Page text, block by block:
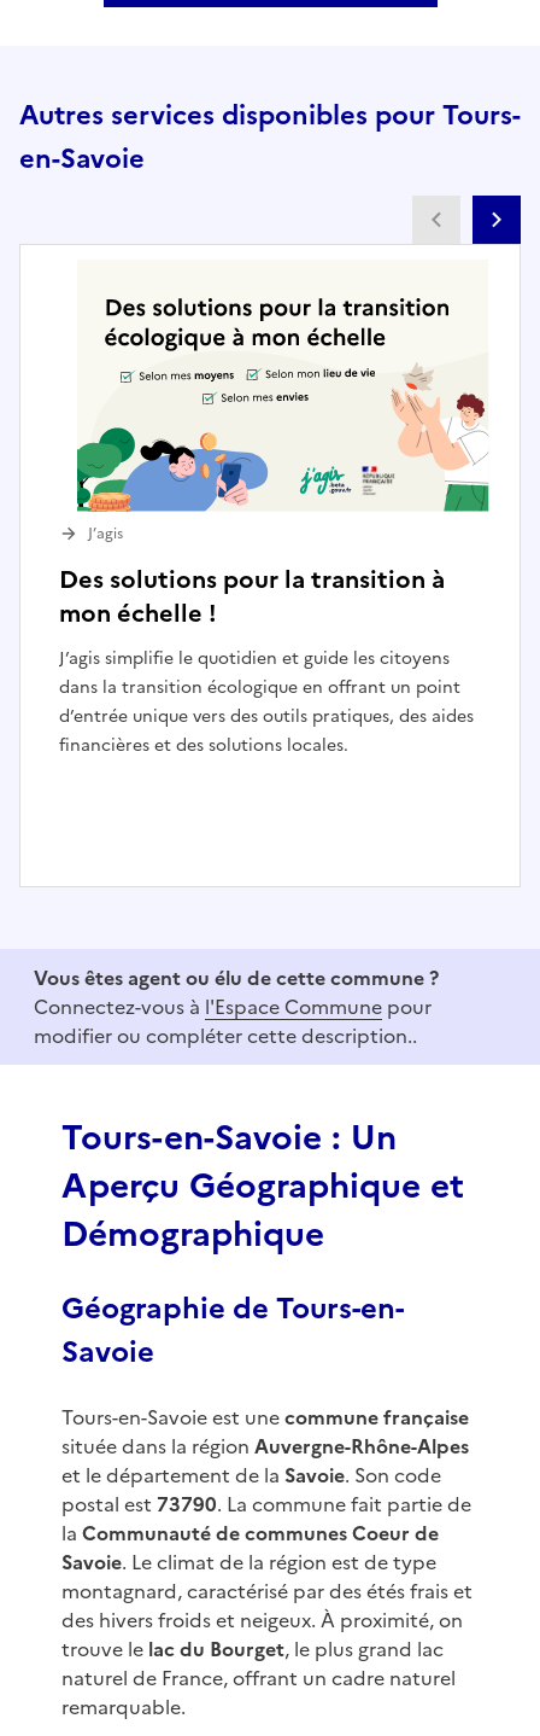
Autres services disponibles pour Tours-
en-Savoie
Des solutions pour la transition à
mon échelle !
J’agis simplifie le quotidien et guide les citoyens
dans la transition écologique en offrant un point
d’entrée unique vers des outils pratiques, des aides
financières et des solutions locales.
J’agis
f
Vous êtes agent ou élu de cette commune ?
Connectez-vous à l'Espace Commune pour
modifier ou compléter cette description..
Tours-en-Savoie : Un
Aperçu Géographique et
Démographique
Géographie de Tours-en-
Savoie
Tours-en-Savoie est unecommune française
située dans la région Auvergne-Rhône-Alpes
et le département de la Savoie. Son code
postal est 73790. La commune fait partie de
la Communauté de communes Coeur de
Savoie. Le climat de la région est de type
montagnard, caractérisé par des étés frais et
des hivers froids et neigeux. À proximité, on
trouve le lac du Bourget, le plus grand lac
naturel de France, offrant un cadre naturel
remarquable.